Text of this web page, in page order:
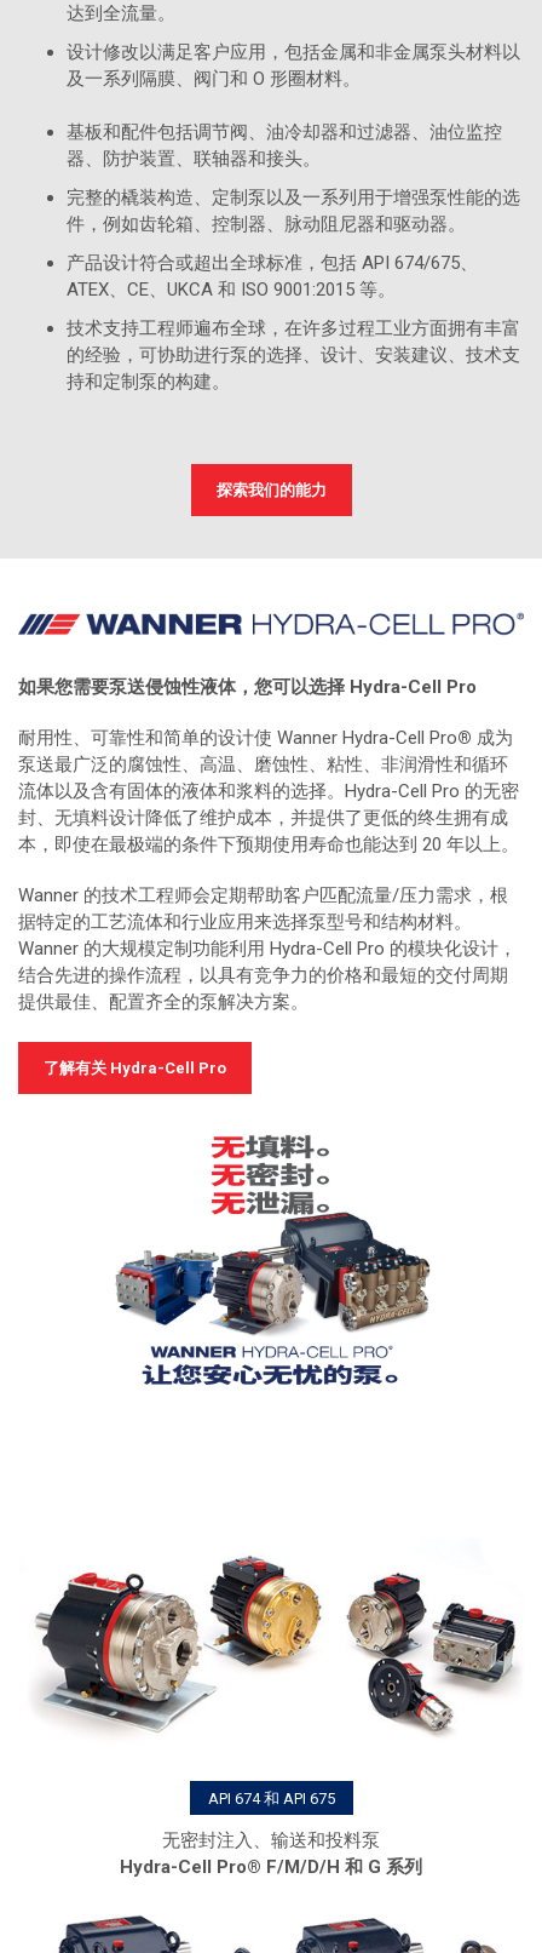
达到全流量。
设计修改以满足客户应用，包括金属和非金属泵头材料以
及一系列隔膜、阀门和 O 形圈材料。
基板和配件包括调节阀、油冷却器和过滤器、油位监控
器、防护装置、联轴器和接头。
完整的橇装构造、定制泵以及一系列用于增强泵性能的选
件，例如齿轮箱、控制器、脉动阻尼器和驱动器。
产品设计符合或超出全球标准，包括 API 674/675、
ATEX、CE、UKCA 和 ISO 9001:2015 等。
技术支持工程师遍布全球，在许多过程工业方面拥有丰富
的经验，可协助进行泵的选择、设计、安装建议、技术支
持和定制泵的构建。
探索我们的能力
如果您需要泵送侵蚀性液体，您可以选择 Hydra-Cell Pro
耐用性、可靠性和简单的设计使 Wanner Hydra-Cell Pro® 成为
泵送最广泛的腐蚀性、高温、磨蚀性、粘性、非润滑性和循环
流体以及含有固体的液体和浆料的选择。Hydra-Cell Pro 的无密
封、无填料设计降低了维护成本，并提供了更低的终生拥有成
本，即使在最极端的条件下预期使用寿命也能达到 20 年以上。
Wanner 的技术工程师会定期帮助客户匹配流量/压力需求，根
据特定的工艺流体和行业应用来选择泵型号和结构材料。
Wanner 的大规模定制功能利用 Hydra-Cell Pro 的模块化设计，
结合先进的操作流程，以具有竞争力的价格和最短的交付周期
提供最佳、配置齐全的泵解决方案。
了解有关 Hydra-Cell Pro
API 674 和 API 675
无密封注入、输送和投料泵
Hydra-Cell Pro® F/M/D/H 和 G 系列